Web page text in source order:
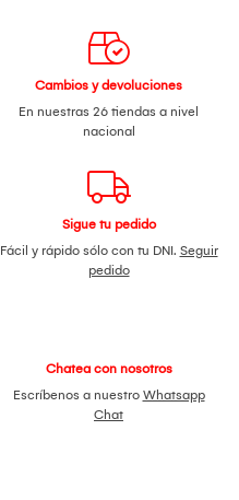
Cambios y devoluciones
En nuestras 26 tiendas a nivel
nacional
Sigue tu pedido
Fácil y rápido sólo con tu DNI. Seguir
pedido
Chatea con nosotros
Escríbenos a nuestro Whatsapp
Chat